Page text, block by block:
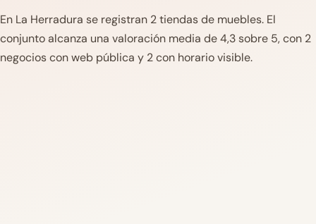
En La Herradura se registran 2 tiendas de muebles. El
conjunto alcanza una valoración media de 4,3 sobre 5, con 2
negocios con web pública y 2 con horario visible.